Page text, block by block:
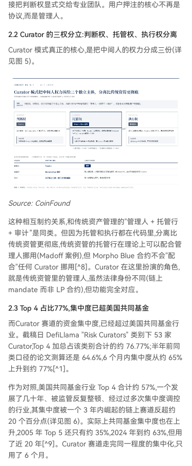
接把判断权显式交给专业团队。用户押注的核心不再是
协议,而是管理人。
2.2 Curator 的三权分立:判断权、托管权、执行权分离
Curator 模式真正的核心,是把中间人的权力分成三份(详
见图 5)。
Source: CoinFound
这种相互制约关系,和传统资产管理的"管理人 + 托管行
+ 审计”是同类。但因为托管和执行都在代码里,分离比
传统资管更彻底,传统资管的托管行在理论上可以配合管
理人挪用(Madoff 案例),但 Morpho Blue 合约不会"配
合"任何 Curator 挪用[^8]。Curator 在这里扮演的角色,
就是传统资管里的管理人,虽然法律身份不同(链上
mandate 而非 LP 合约),但功能完全对应。
2.3 Top 4 占比77%,集中度已超美国共同基金
而Curator 赛道的资金集中度,已经超过美国共同基金行
业。截稿日 DefiLlama "Risk Curators" 类别下 53 家
Curator,Top 4 加总占该类别合计的约 76.77%;半年前同
类口径的论文测算还是 64.6%,6 个月内集中度从约 65%
上升到约 77%[^1]。
作为对照,美国共同基金行业 Top 4 合计约 57%,一个发
展了几十年、被监管反复整顿、经过过多次集中度调控
的行业,其集中度被一个 3 年内崛起的链上赛道反超约
20 个百分点(详见图 6)。实际上共同基金集中度也在上
升,2005 年 Top 5 还只有约 35%,2024 年到约 63%,但用
了近 20 年[^9]。Curator 赛道走完同一程度的集中化,只
用了 6 个月。